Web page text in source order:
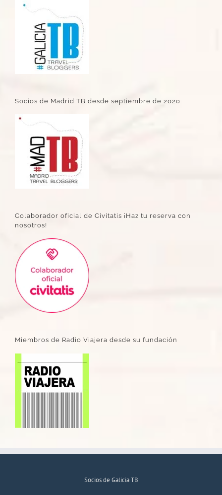
Socios de Madrid TB desde septiembre de 2020
Colaborador oficial de Civitatis ¡Haz tu reserva con
nosotros!
Miembros de Radio Viajera desde su fundación
Socios de Galicia TB